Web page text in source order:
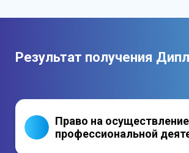
элементы защиты
Результат получения
Право на осуществление
профессиональной